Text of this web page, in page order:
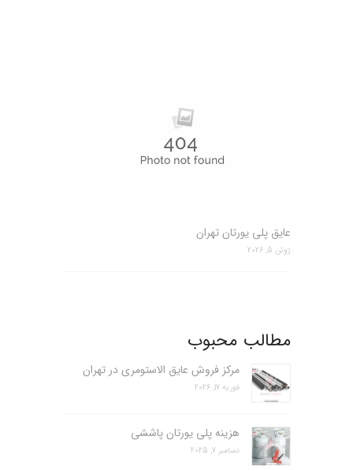
عایق پلی یورتان تهران
ژوئن 5, 2026
مطالب محبوب
مرکز فروش عایق الاستومری در تهران
فوریه 17, 2026
هزینه پلی یورتان پاششی
دسامبر 7, 2025